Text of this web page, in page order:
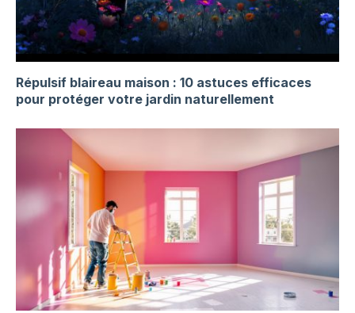
Répulsif blaireau maison : 10 astuces efficaces
pour protéger votre jardin naturellement